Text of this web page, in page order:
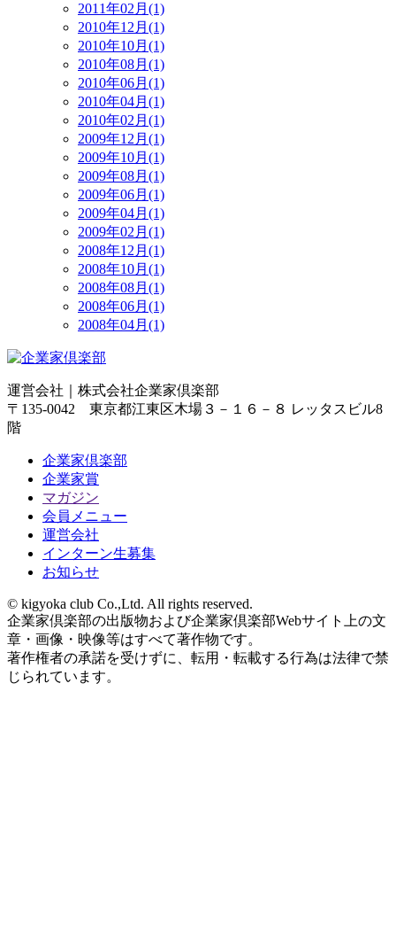
2011年02月(1)
2010年12月(1)
2010年10月(1)
2010年08月(1)
2010年06月(1)
2010年04月(1)
2010年02月(1)
2009年12月(1)
2009年10月(1)
2009年08月(1)
2009年06月(1)
2009年04月(1)
2009年02月(1)
2008年12月(1)
2008年10月(1)
2008年08月(1)
2008年06月(1)
2008年04月(1)
運営会社｜ 株式会社企業家倶楽部
〒135-0042 東京都江東区木場３－１６－８ レッタスビル8
階
企業家倶楽部
企業家賞
マガジン
会員メニュー
運営会社
インターン生募集
お知らせ
© kigyoka club Co.,Ltd. All rights reserved.
企業家倶楽部の出版物および企業家倶楽部Webサイト上の文
章・画像・映像等はすべて著作物です。
著作権者の承諾を受けずに、転用・転載する行為は法律で禁
じられています。